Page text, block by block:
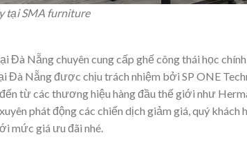
tại SMA furniture
Nẵng chuyên cung cấp ghế công thái học chính
Đà Nẵng được chịu trách nhiệm bởi SP ONE
từ các thương hiệu hàng đầu thế giới như
phát động các chiến dịch giảm giá, quý khách
mức giá ưu đãi nhé.